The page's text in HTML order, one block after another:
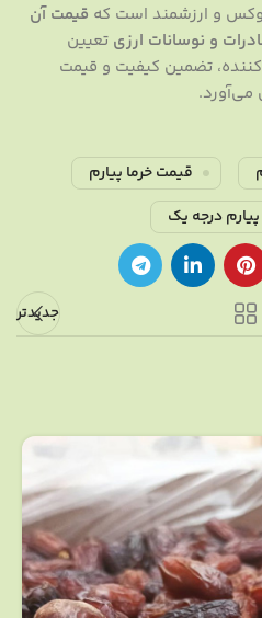
و ارزشمند است که قیمت آن
و نوسانات ارزی تعیین
تضمین کیفیت و قیمت
می‌آورد.
قیمت خرما پیارم
درجه یک
جدیدتر